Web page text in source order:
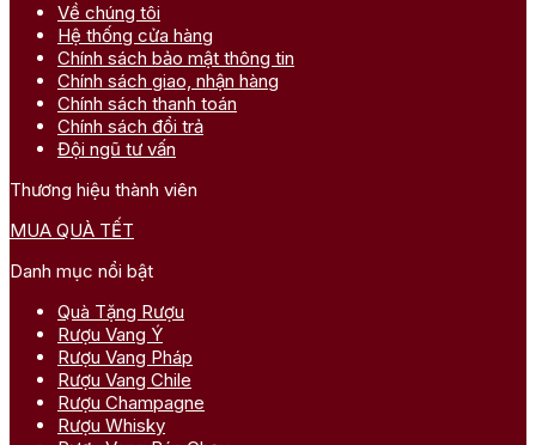
Về chúng tôi
Hệ thống cửa hàng
Chính sách bảo mật thông tin
Chính sách giao, nhận hàng
Chính sách thanh toán
Chính sách đổi trả
Đội ngũ tư vấn
Thương hiệu thành viên
MUA QUÀ TẾT
Danh mục nổi bật
Quà Tặng Rượu
Rượu Vang Ý
Rượu Vang Pháp
Rượu Vang Chile
Rượu Champagne
Rượu Whisky